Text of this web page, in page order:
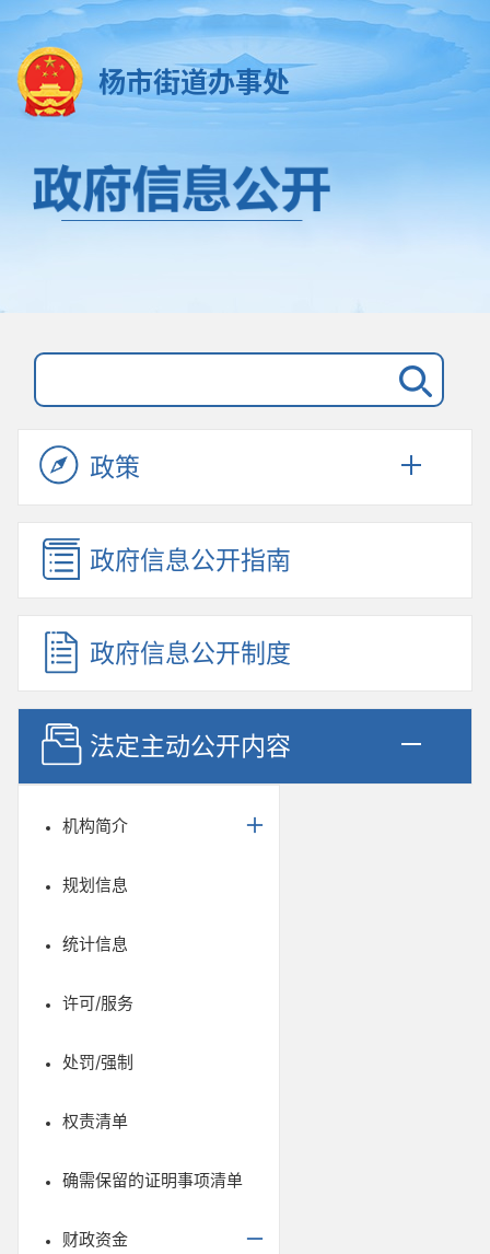
杨市街道办事处
政策
政府信息公开指南
政府信息公开制度
法定主动公开内容
机构简介
规划信息
统计信息
许可/服务
处罚/强制
权责清单
确需保留的证明事项清单
财政资金